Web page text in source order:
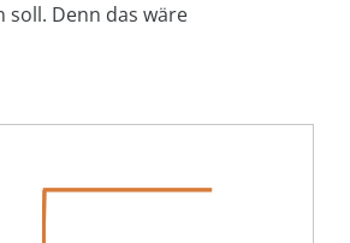
Denn das wäre